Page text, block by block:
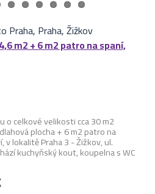
Praha, Praha, Žižkov
m2 + 6 m2 patro na spaní,
o celkové velikosti cca 30 m2
plocha + 6 m2 patro na
lokalitě Praha 3 - Žižkov, ul.
kuchyňský kout, koupelna s WC